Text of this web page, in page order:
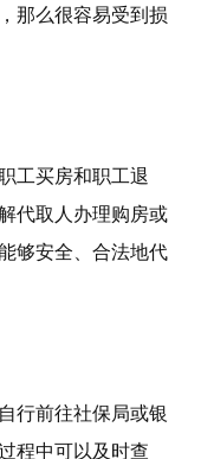
那么很容易受到损
工买房和职工退
代取人办理购房或
够安全、合法地代
行前往社保局或银
程中可以及时查